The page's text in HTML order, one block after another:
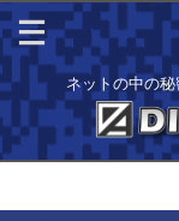
ネットの中の